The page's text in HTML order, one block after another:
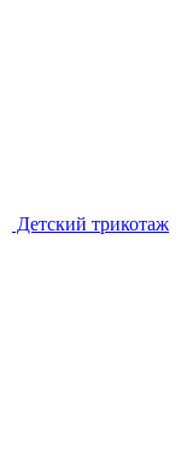
Детcкий трикотаж